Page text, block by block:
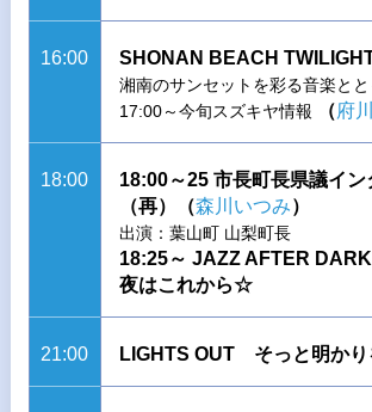
16:00 SHONAN BEACH
湘南のサンセットを彩る音楽とと
17:00～今旬スズキヤ情報
（府
18:00
18:00～25 市長町長県議イン
（再）（森川いつみ）
出演：葉山町 山梨町長
18:25～ JAZZ AFTER
夜はこれから☆
21:00 LIGHTS OUT そっと明かり